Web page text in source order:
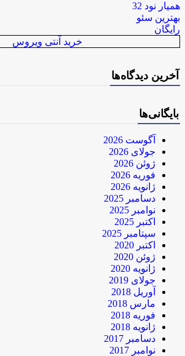
همیار نود 32
بهترین سئو
رایگان
خرید آنتی ویروس
آخرین دیدگاه‌ها
بایگانی‌ها
آگوست 2026
جولای 2026
ژوئن 2026
فوریه 2026
ژانویه 2026
دسامبر 2025
نوامبر 2025
اکتبر 2025
سپتامبر 2025
اکتبر 2020
ژوئن 2020
ژانویه 2020
جولای 2019
آوریل 2018
مارس 2018
فوریه 2018
ژانویه 2018
دسامبر 2017
نوامبر 2017